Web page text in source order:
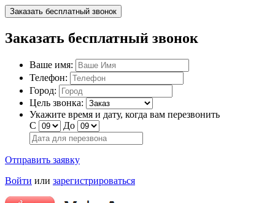
Заказать бесплатный звонок
Заказать бесплатный звонок
Ваше имя:
Телефон:
Город:
Цель звонка:
Укажите время и дату, когда вам перезвонить
С
До
Отправить заявку
Войти или зарегистрироваться